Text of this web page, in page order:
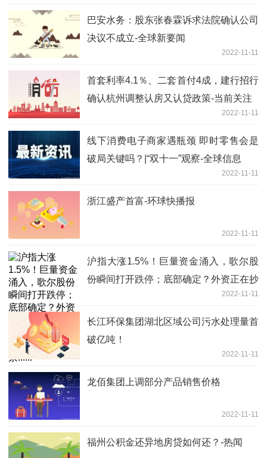
巴安水务：股东张春霖诉求法院确认公司
决议不成立-全球新要闻
2022-11-11
首套利率4.1％、二套首付4成，建行招行
确认杭州调整认房又认贷政策-当前关注
2022-11-11
线下消费电子商家遇瓶颈 即时零售会是
破局关键吗？|“双十一”观察-全球信息
2022-11-11
浙江盛产首富-环球快播报
2022-11-11
沪指大涨1.5%！巨量资金涌入，歌尔股
份瞬间打开跌停；底部确定？外资正在抄
底房地产；Web3.0概念爆发了，这些股
票......
2022-11-11
长江环保集团湖北区域公司污水处理量首
破亿吨！
2022-11-11
龙佰集团上调部分产品销售价格
2022-11-11
福州公积金还异地房贷如何还？-热闻